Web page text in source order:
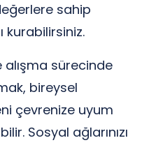
sahip
kurabilirsiniz.
alışma sürecinde
bireysel
çevrenize uyum
Sosyal ağlarınızı